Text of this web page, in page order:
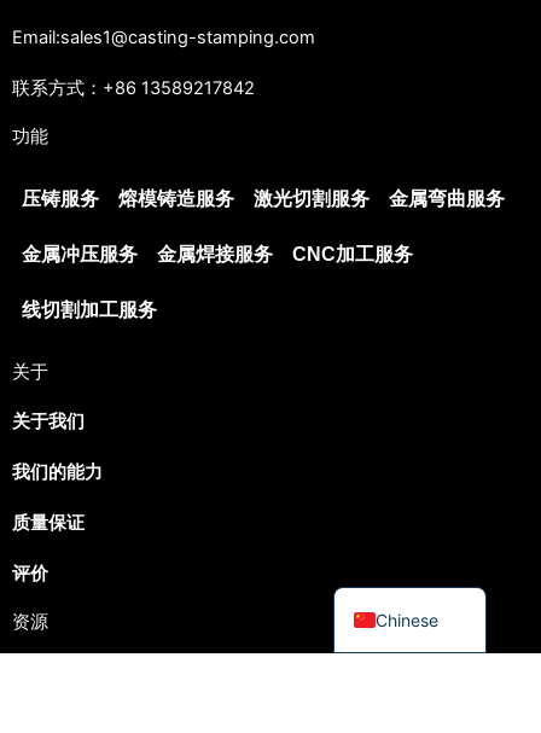
Email:sales1@casting-stamping.com
联系方式：+86 13589217842
功能
压铸服务 熔模铸造服务 激光切割服务 金属弯曲服务
金属冲压服务 金属焊接服务 CNC加工服务
线切割加工服务
关于
关于我们
我们的能力
质量保证
评价
资源 Chinese
Portuguese